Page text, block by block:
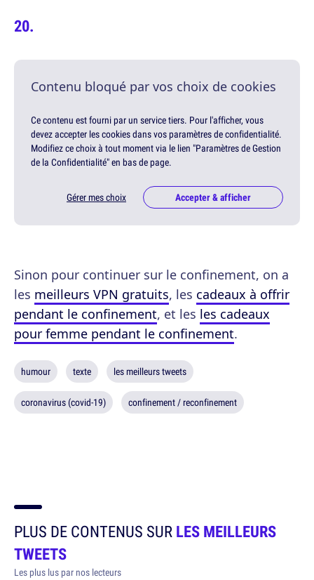
Contenu bloqué par vos choix de cookies
Ce contenu est fourni par un service tiers. Pour l'afficher, vous
devez accepter les cookies dans vos paramètres de confidentialité.
Modifiez ce choix à tout moment via le lien "Paramètres de Gestion
de la Confidentialité" en bas de page.
Gérer mes choix Accepter & afficher
Sinon pour continuer sur le confinement, on a
les meilleurs VPN gratuits, les cadeaux à offrir
pendant le confinement, et les les cadeaux
pour femme pendant le confinement.
humour texte les meilleurs tweets
coronavirus (covid-19) confinement / reconfinement
PLUS DE CONTENUS SURLES MEILLEURS
TWEETS
Les plus lus par nos lecteurs